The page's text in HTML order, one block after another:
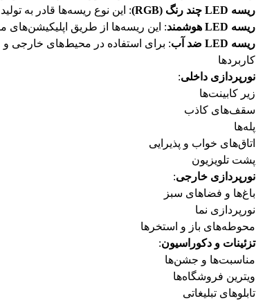
ریسه LED چند رنگ (RGB)
: این نوع ریسه‌ها قادر به
ریسه LED هوشمند
: این ریسه‌ها از طریق اپلیکیشن‌های
ریسه LED ضد آب
: برای استفاده در محیط‌های خارجی
کاربردها
نورپردازی داخلی:
زیر کابینت‌ها
سقف‌های کاذب
پله‌ها
اتاق‌های خواب و پذیرایی
پشت تلویزیون
نورپردازی خارجی:
باغ‌ها و فضاهای سبز
نورپردازی نما
محوطه‌های باز و استخرها
تزئینات و دکوراسیون:
مناسبت‌ها و جشن‌ها
ویترین فروشگاه‌ها
تابلوهای تبلیغاتی